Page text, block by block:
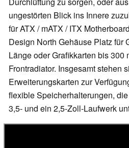
ungestörten Blick ins Innere
für ATX / mATX / ITX
Design North Gehäuse Platz für
Länge oder Grafikkarten bis 300
Frontradiator. Insgesamt stehen
Erweiterungskarten zur
flexible Speicherhalterungen,
3,5- und ein 2,5-Zoll-Laufwerk